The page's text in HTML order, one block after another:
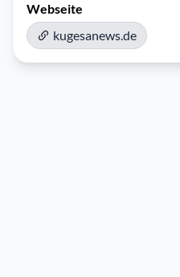
Webseite
kugesanews.de